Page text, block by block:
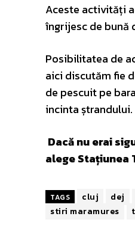
Aceste activități
îngrijesc de
Posibilitatea de
aici discutăm fie
de pescuit pe
incinta ștrandului.
Dacă nu erai
alege Stațiunea
TAGS cluj dej
stiri maramures